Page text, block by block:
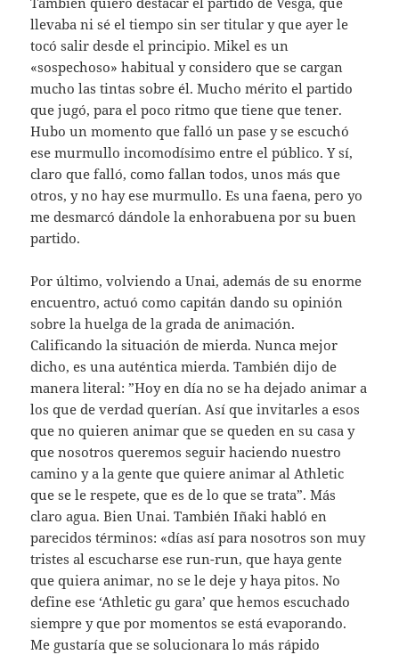
llevaba ni sé el tiempo sin ser titular y que ayer le
tocó salir desde el principio. Mikel es un
«sospechoso» habitual y considero que se cargan
mucho las tintas sobre él. Mucho mérito el partido
que jugó, para el poco ritmo que tiene que tener.
Hubo un momento que falló un pase y se escuchó
ese murmullo incomodísimo entre el público. Y sí,
claro que falló, como fallan todos, unos más que
otros, y no hay ese murmullo. Es una faena, pero yo
me desmarcó dándole la enhorabuena por su buen
partido.
Por último, volviendo a Unai, además de su enorme
encuentro, actuó como capitán dando su opinión
sobre la huelga de la grada de animación.
Calificando la situación de mierda. Nunca mejor
dicho, es una auténtica mierda. También dijo de
manera literal: ”Hoy en día no se ha dejado animar a
los que de verdad querían. Así que invitarles a esos
que no quieren animar que se queden en su casa y
que nosotros queremos seguir haciendo nuestro
camino y a la gente que quiere animar al Athletic
que se le respete, que es de lo que se trata”. Más
claro agua. Bien Unai. También Iñaki habló en
parecidos términos: «días así para nosotros son muy
tristes al escucharse ese run-run, que haya gente
que quiera animar, no se le deje y haya pitos. No
define ese ‘Athletic gu gara’ que hemos escuchado
siempre y que por momentos se está evaporando.
Me gustaría que se solucionara lo más rápido